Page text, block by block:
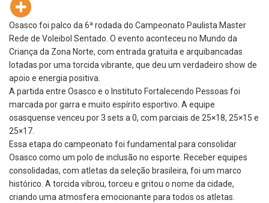
Osasco foi palco da 6ª rodada do Campeonato Paulista Master
Rede de Voleibol Sentado. O evento aconteceu no Mundo da
Criança da Zona Norte, com entrada gratuita e arquibancadas
lotadas por uma torcida vibrante, que deu um verdadeiro show de
apoio e energia positiva.
A partida entre Osasco e o Instituto Fortalecendo Pessoas foi
marcada por garra e muito espírito esportivo. A equipe
osasquense venceu por 3 sets a 0, com parciais de 25×18, 25×15 e
25×17.
Essa etapa do campeonato foi fundamental para consolidar
Osasco como um polo de inclusão no esporte. Receber equipes
consolidadas, com atletas da seleção brasileira, foi um marco
histórico. A torcida vibrou, torceu e gritou o nome da cidade,
criando uma atmosfera emocionante para todos os atletas.